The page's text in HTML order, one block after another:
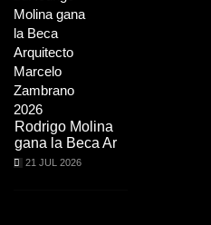
Rodrigo Molina
gana la Beca Ar
21 JUL 2026